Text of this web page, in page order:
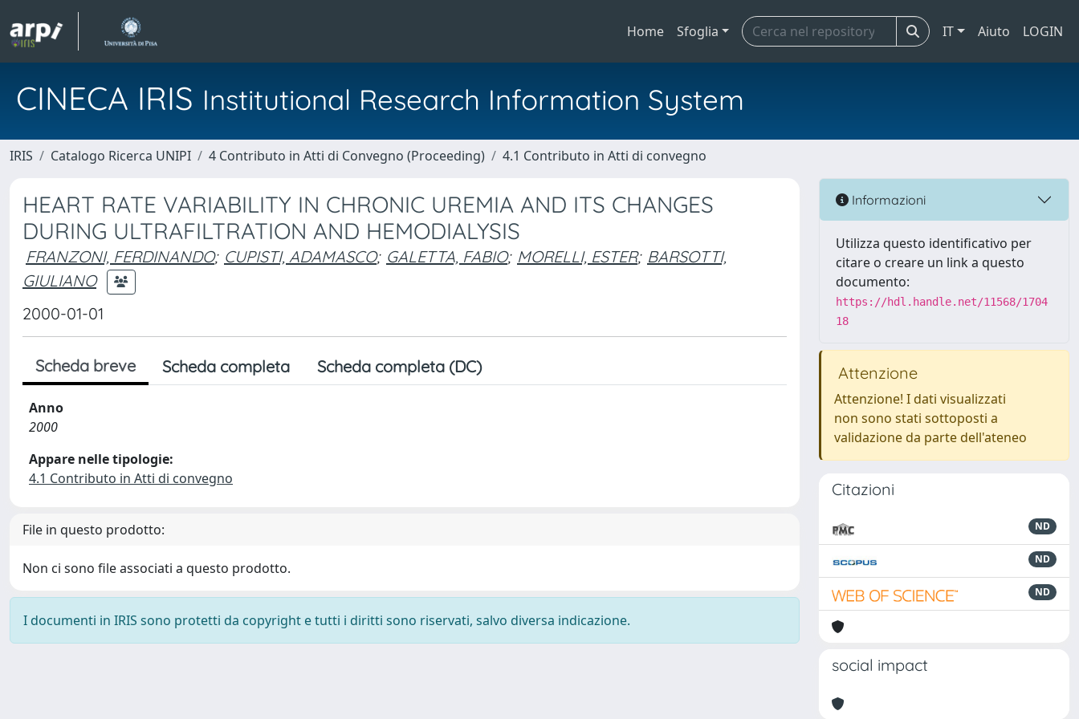
Home Sfoglia IT Aiuto LOGIN
CINECA IRIS Institutional Research Information System
IRIS Catalogo Ricerca UNIPI 4 Contributo in Atti di Convegno (Proceeding) 4.1 Contributo in Atti di convegno
HEART RATE VARIABILITY IN CHRONIC UREMIA AND ITS CHANGES
DURING ULTRAFILTRATION AND HEMODIALYSIS
FRANZONI, FERDINANDO; CUPISTI, ADAMASCO; GALETTA, FABIO; MORELLI, ESTER; BARSOTTI,
GIULIANO
2000-01-01
Scheda breve Scheda completa Scheda completa (DC)
Anno
2000
Appare nelle tipologie:
4.1 Contributo in Atti di convegno
File in questo prodotto:
Non ci sono file associati a questo prodotto.
I documenti in IRIS sono protetti da copyright e tutti i diritti sono riservati, salvo diversa indicazione.
Informazioni
Utilizza questo identificativo per
citare o creare un link a questo
documento:
https://hdl.handle.net/11568/1704
18
Attenzione
Attenzione! I dati visualizzati
non sono stati sottoposti a
validazione da parte dell'ateneo
Citazioni
ND
ND
ND
social impact